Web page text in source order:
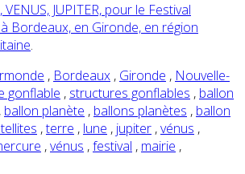
VENUS, JUPITER, pour le Festival
Bordeaux, en Gironde, en région
.
, Bordeaux , Gironde , Nouvelle-
gonflable , structures gonflables , ballon
ballon planète , ballons planètes , ballon
,terre , lune , jupiter ,vénus ,
,vénus ,festival , mairie ,